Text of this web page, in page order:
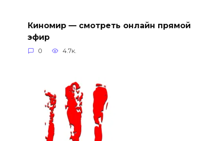
Киномир — смотреть онлайн прямой
эфир
0 4.7к.